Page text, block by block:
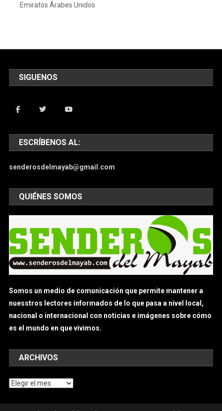
Emiratos Árabes Unidos
SIGUENOS
ESCRÍBENOS AL:
senderosdelmayab@gmail.com
QUIÉNES SOMOS
Somos un medio de comunicación que permite mantener a
nuesstros lectores informados de lo que pasa a nivel local,
nacional o internacional con noticias e imágenes sobre cómo
es el mundo en que vivimos.
ARCHIVOS
Archivos